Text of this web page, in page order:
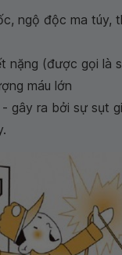
ngộ độc ma túy,
nặng (được gọi là
máu lớn
gây ra bởi sự sụt